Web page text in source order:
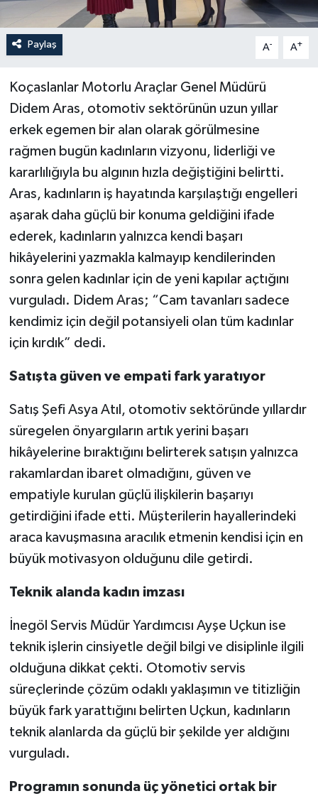
Paylaş A- A+
Koçaslanlar Motorlu Araçlar Genel Müdürü
Didem Aras, otomotiv sektörünün uzun yıllar
erkek egemen bir alan olarak görülmesine
rağmen bugün kadınların vizyonu, liderliği ve
kararlılığıyla bu algının hızla değiştiğini belirtti.
Aras, kadınların iş hayatında karşılaştığı engelleri
aşarak daha güçlü bir konuma geldiğini ifade
ederek, kadınların yalnızca kendi başarı
hikâyelerini yazmakla kalmayıp kendilerinden
sonra gelen kadınlar için de yeni kapılar açtığını
vurguladı. Didem Aras; “Cam tavanları sadece
kendimiz için değil potansiyeli olan tüm kadınlar
için kırdık” dedi.
Satışta güven ve empati fark yaratıyor
Satış Şefi Asya Atıl, otomotiv sektöründe yıllardır
süregelen önyargıların artık yerini başarı
hikâyelerine bıraktığını belirterek satışın yalnızca
rakamlardan ibaret olmadığını, güven ve
empatiyle kurulan güçlü ilişkilerin başarıyı
getirdiğini ifade etti. Müşterilerin hayallerindeki
araca kavuşmasına aracılık etmenin kendisi için en
büyük motivasyon olduğunu dile getirdi.
Teknik alanda kadın imzası
İnegöl Servis Müdür Yardımcısı Ayşe Uçkun ise
teknik işlerin cinsiyetle değil bilgi ve disiplinle ilgili
olduğuna dikkat çekti. Otomotiv servis
süreçlerinde çözüm odaklı yaklaşımın ve titizliğin
büyük fark yarattığını belirten Uçkun, kadınların
teknik alanlarda da güçlü bir şekilde yer aldığını
vurguladı.
Programın sonunda üç yönetici ortak bir